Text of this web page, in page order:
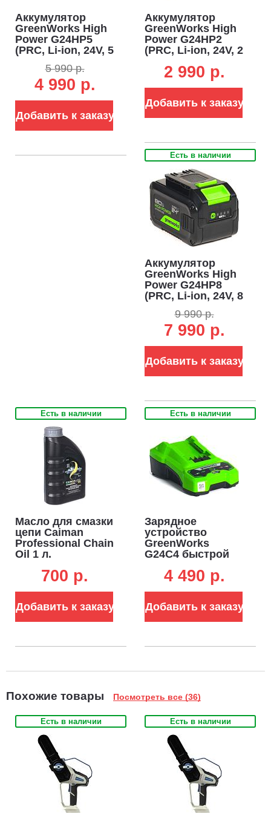
Аккумулятор
GreenWorks High
Power G24HP5
(PRC, Li-ion, 24V, 5
5 990 р.
4 990 р.
Добавить к заказу
Аккумулятор
GreenWorks High
Power G24HP2
(PRC, Li-ion, 24V, 2
2 990 p.
Добавить к заказу
Есть в наличии
Аккумулятор
GreenWorks High
Power G24HP8
(PRC, Li-ion, 24V, 8
9 990 р.
7 990 р.
Добавить к заказу
Есть в наличии
Масло для смазки
цепи Caiman
Professional Chain
Oil 1 л.
700 p.
Добавить к заказу
Есть в наличии
Зарядное
устройство
GreenWorks
G24C4 быстрой
аккумуляторов
4 490 p.
Добавить к заказу
Похожие товары Посмотреть все (36)
Есть в наличии Есть в наличии